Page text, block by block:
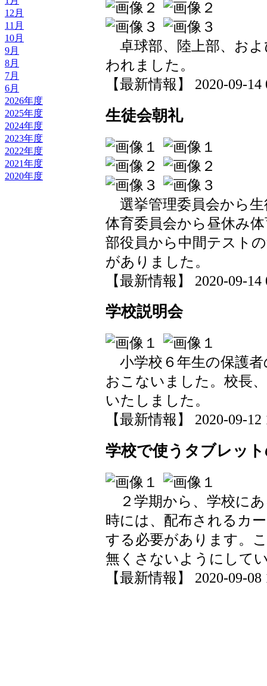
12月
11月
10月
9月
8月
7月
6月
2026年度
2025年度
2024年度
2023年度
2022年度
2021年度
2020年度
卓球部、陸上部、お
われました。
【最新情報】 2020-09-14
生徒会朝礼
選挙管理委員会から
体育委員会から昼休み
部役員から中間テスト
がありました。
【最新情報】 2020-09-14
学校説明会
小学校６年生の保護
おこないました。校長
いたしました。
【最新情報】 2020-09-12
学校で使うタブレッ
２学期から、学校に
時には、配布されるカ
する必要があります。
無くさないようにして
【最新情報】 2020-09-